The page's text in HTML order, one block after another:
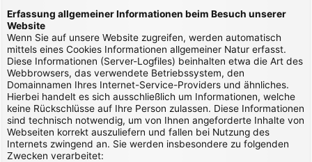
Erfassung allgemeiner Informationen beim Besuch unserer
Website
Wenn Sie auf unsere Website zugreifen, werden automatisch
mittels eines Cookies Informationen allgemeiner Natur erfasst.
Diese Informationen (Server-Logfiles) beinhalten etwa die Art des
Webbrowsers, das verwendete Betriebssystem, den
Domainnamen Ihres Internet-Service-Providers und ähnliches.
Hierbei handelt es sich ausschließlich um Informationen, welche
keine Rückschlüsse auf Ihre Person zulassen. Diese Informationen
sind technisch notwendig, um von Ihnen angeforderte Inhalte von
Webseiten korrekt auszuliefern und fallen bei Nutzung des
Internets zwingend an. Sie werden insbesondere zu folgenden
Zwecken verarbeitet: